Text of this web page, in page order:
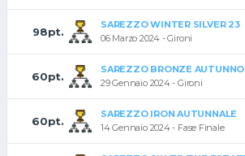
98pt.
SAREZZO WINTER SILVER 23
06 Marzo 2024 - Gironi
60pt.
SAREZZO BRONZE
29 Gennaio 2024 - Gironi
60pt.
SAREZZO IRON AUTUNNALE
14 Gennaio 2024 - Fase Finale